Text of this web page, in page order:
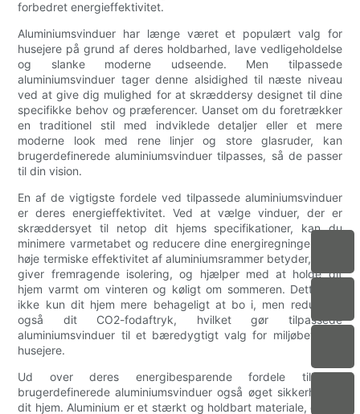
forbedret energieffektivitet.
Aluminiumsvinduer har længe været et populært valg for
husejere på grund af deres holdbarhed, lave vedligeholdelse
og slanke moderne udseende. Men tilpassede
aluminiumsvinduer tager denne alsidighed til næste niveau
ved at give dig mulighed for at skræddersy designet til dine
specifikke behov og præferencer. Uanset om du foretrækker
en traditionel stil med indviklede detaljer eller et mere
moderne look med rene linjer og store glasruder, kan
brugerdefinerede aluminiumsvinduer tilpasses, så de passer
til din vision.
En af de vigtigste fordele ved tilpassede aluminiumsvinduer
er deres energieffektivitet. Ved at vælge vinduer, der er
skræddersyet til netop dit hjems specifikationer, kan du
minimere varmetabet og reducere dine energiregninger. Den
høje termiske effektivitet af aluminiumsrammer betyder, at de
giver fremragende isolering, og hjælper med at holde dit
hjem varmt om vinteren og køligt om sommeren. Dette gør
ikke kun dit hjem mere behageligt at bo i, men reducerer
også dit CO2-fodaftryk, hvilket gør tilpassede
aluminiumsvinduer til et bæredygtigt valg for miljøbevidste
husejere.
Ud over deres energibesparende fordele tilbyder
brugerdefinerede aluminiumsvinduer også øget sikkerhed til
dit hjem. Aluminium er et stærkt og holdbart materiale, der er